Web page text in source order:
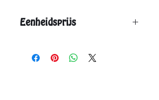
Eenheidsprijs
Vanaf 6 stuks: € 7,90